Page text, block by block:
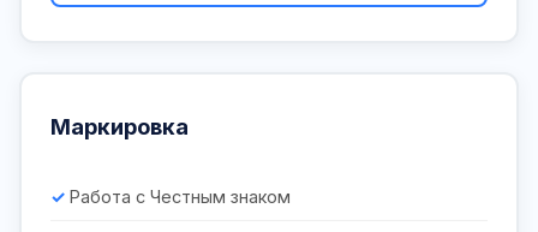
Маркировка
Работа с Честным знаком